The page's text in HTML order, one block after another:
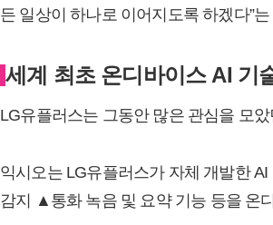
든 일상이 하나로 이어지도록 하겠다”
세계 최초 온디바이스 AI 기
LG유플러스는 그동안 많은 관심을 모
익시오는 LG유플러스가 자체 개발한
감지 ▲통화 녹음 및 요약 기능 등을 온